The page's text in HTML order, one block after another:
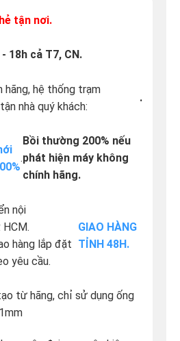
tận nơi.
18h cả T7, CN.
hãng, hệ thống trạm
nhà quý khách:
.
.
Bồi thường 200% nếu
phát hiện máy không
chính hãng.
nội
HCM.
hàng lắp đặt
yêu cầu.
GIAO HÀNG
TỈNH 48H.
từ hãng, chỉ sử dụng ống